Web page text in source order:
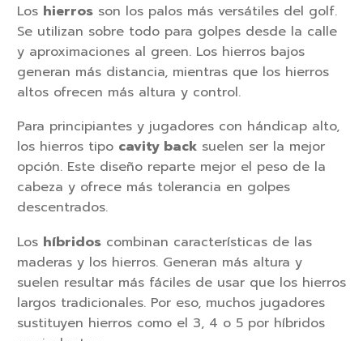
Los hierros son los palos más versátiles del golf.
Se utilizan sobre todo para golpes desde la calle
y aproximaciones al green. Los hierros bajos
generan más distancia, mientras que los hierros
altos ofrecen más altura y control.
Para principiantes y jugadores con hándicap alto,
los hierros tipo cavity back suelen ser la mejor
opción. Este diseño reparte mejor el peso de la
cabeza y ofrece más tolerancia en golpes
descentrados.
Los híbridos combinan características de las
maderas y los hierros. Generan más altura y
suelen resultar más fáciles de usar que los hierros
largos tradicionales. Por eso, muchos jugadores
sustituyen hierros como el 3, 4 o 5 por híbridos